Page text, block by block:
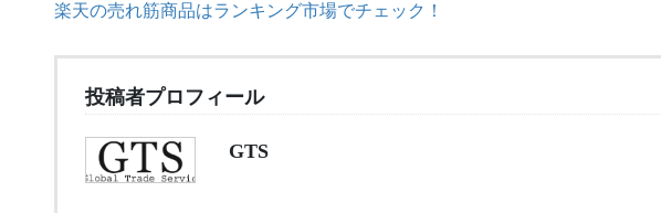
楽天の売れ筋商品はランキング市場でチェック！
投稿者プロフィール
GTS